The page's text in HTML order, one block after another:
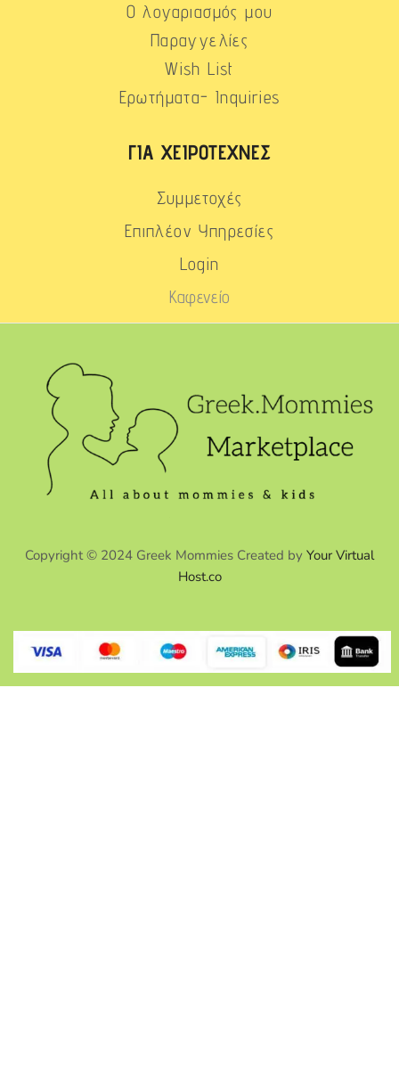
Ο λογαριασμός μου
Παραγγελίες
Wish List
Ερωτήματα- Inquiries
ΓΙΑ ΧΕΙΡΟΤΈΧΝΕΣ
Συμμετοχές
Επιπλέον Υπηρεσίες
Login
Καφενείο
Copyright © 2024 Greek Mommies Created by Your Virtual
Host.co